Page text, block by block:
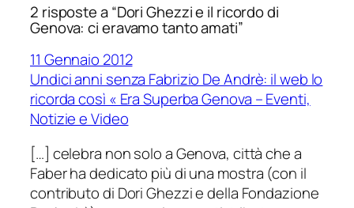
2 risposte a “Dori Ghezzi e il ricordo di
Genova: ci eravamo tanto amati”
11 Gennaio 2012
Undici anni senza Fabrizio De Andrè: il web lo
ricorda così « Era Superba Genova – Eventi,
Notizie e Video
[…] celebra non solo a Genova, città che a
Faber ha dedicato più di una mostra (con il
contributo di Dori Ghezzi e della Fondazione